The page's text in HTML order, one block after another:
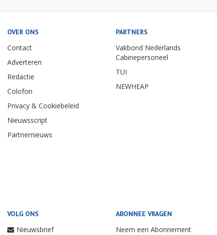
OVER ONS
Contact
Adverteren
Redactie
Colofon
Privacy & Cookiebeleid
Nieuwsscript
Partnernieuws
PARTNERS
Vakbond Nederlands
Cabinepersoneel
TUI
NEWHEAP
VOLG ONS
Nieuwsbrief
ABONNEE VRAGEN
Neem een Abonnement